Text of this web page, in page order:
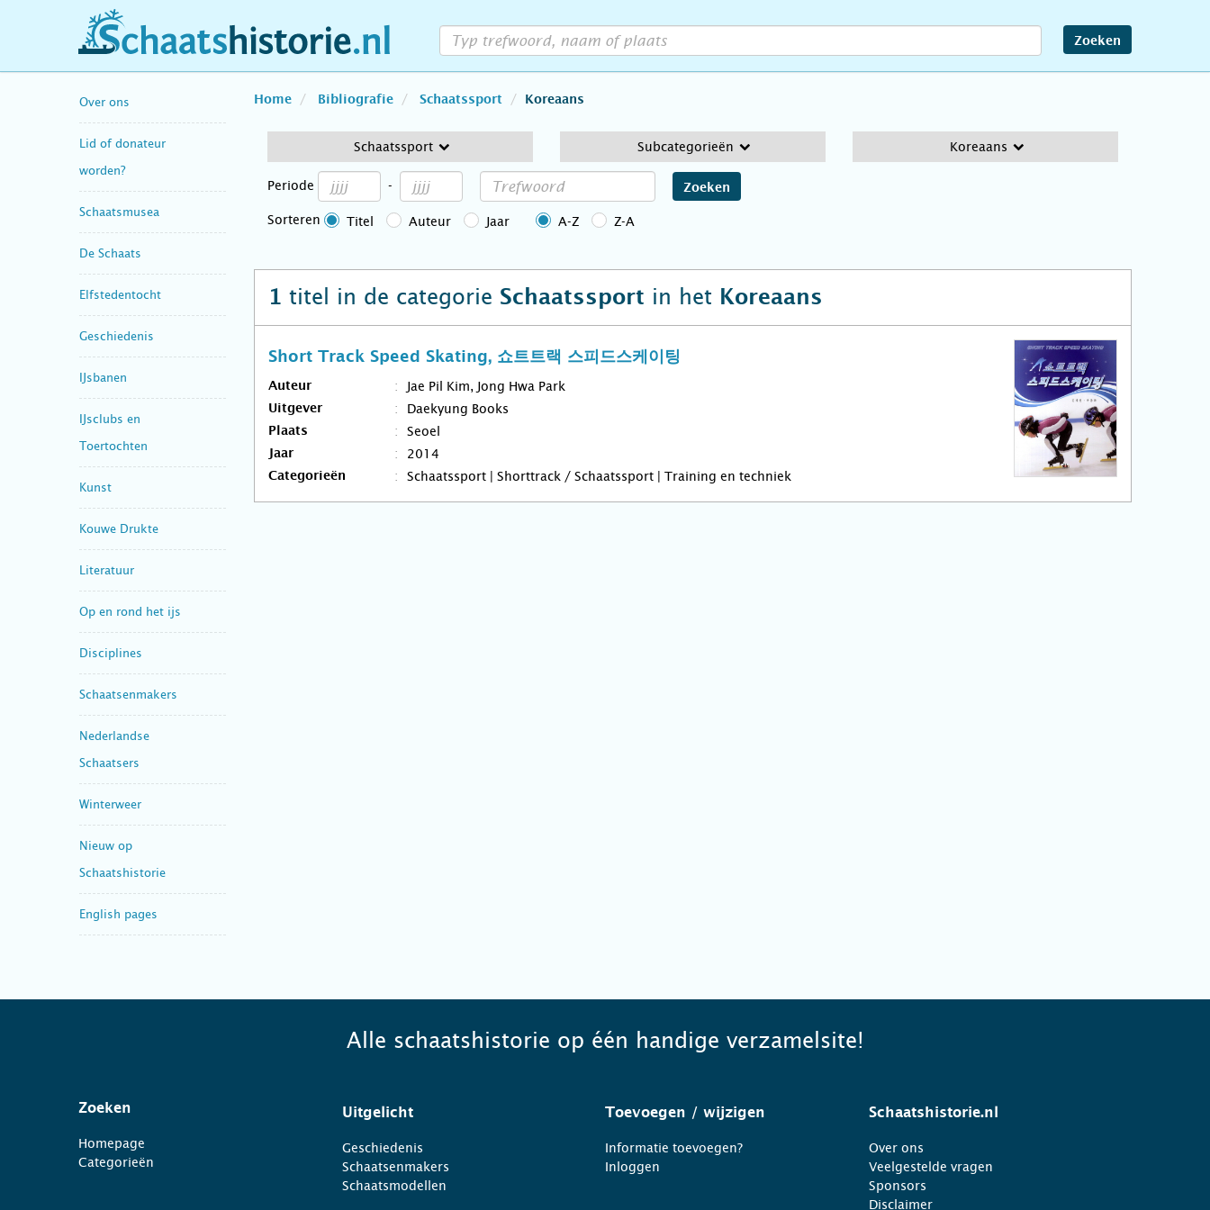
schaatshistorie.nl Zoeken
Over ons
Lid of donateur
worden?
Schaatsmusea
De Schaats
Elfstedentocht
Geschiedenis
IJsbanen
IJsclubs en
Toertochten
Kunst
Kouwe Drukte
Literatuur
Op en rond het ijs
Disciplines
Schaatsenmakers
Nederlandse
Schaatsers
Winterweer
Nieuw op
Schaatshistorie
English pages
Home Bibliografie Schaatssport Koreaans
Schaatssport Subcategorieën Koreaans
Periode - Zoeken
Sorteren Titel Auteur Jaar A-Z Z-A
1 titel in de categorie Schaatssport in het Koreaans
Short Track Speed Skating, 쇼트트랙 스피드스케이팅
Auteur Jae Pil Kim, Jong Hwa Park
Uitgever Daekyung Books
Plaats Seoel
Jaar 2014
Categorieën Schaatssport | Shorttrack / Schaatssport | Training en techniek
Alle schaatshistorie op één handige verzamelsite!
Zoeken
Homepage
Categorieën
Uitgelicht
Geschiedenis
Schaatsenmakers
Schaatsmodellen
Toevoegen / wijzigen
Informatie toevoegen?
Inloggen
Schaatshistorie.nl
Over ons
Veelgestelde vragen
Sponsors
Disclaimer